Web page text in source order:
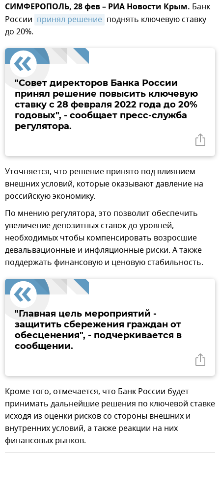
СИМФЕРОПОЛЬ, 28 фев – РИА Новости Крым. Банк
России принял решение поднять ключевую ставку
до 20%.
"Совет директоров Банка России
принял решение повысить ключевую
ставку c 28 февраля 2022 года до 20%
годовых", - сообщает пресс-служба
регулятора.
Уточняется, что решение принято под влиянием
внешних условий, которые оказывают давление на
российскую экономику.
По мнению регулятора, это позволит обеспечить
увеличение депозитных ставок до уровней,
необходимых чтобы компенсировать возросшие
девальвационные и инфляционные риски. А также
поддержать финансовую и ценовую стабильность.
"Главная цель мероприятий -
защитить сбережения граждан от
обесценения", - подчеркивается в
сообщении.
Кроме того, отмечается, что Банк России будет
принимать дальнейшие решения по ключевой ставке
исходя из оценки рисков со стороны внешних и
внутренних условий, а также реакции на них
финансовых рынков.